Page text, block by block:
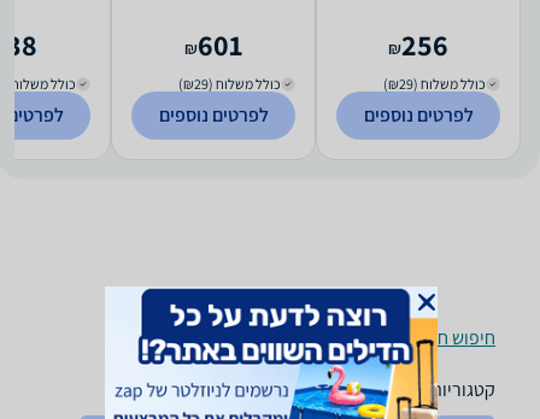
256
₪
כולל משלוח (₪29)
לפרטים נוספים
601
₪
כולל משלוח (₪29)
לפרטים נוספים
כולל משלוח (₪17)
לפרטים
חיפוש חנויות מעילים לפי עיר
קטגוריות משלימות